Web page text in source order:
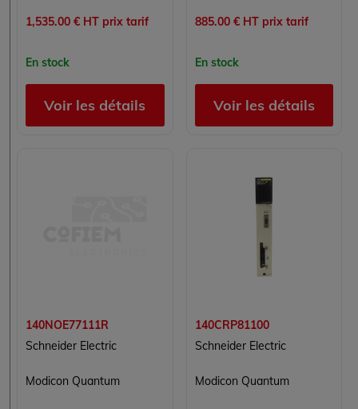
1,535.00 € HT prix tarif
En stock
Voir les détails
885.00 € HT prix tarif
En stock
Voir les détails
140NOE77111R
Schneider Electric
Modicon Quantum
140CRP81100
Schneider Electric
Modicon Quantum